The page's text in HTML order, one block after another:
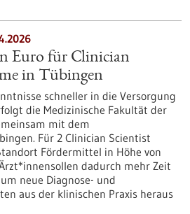
Euro für Clinician
in Tübingen
schneller in die Versorgung
die Medizinische Fakultät der
mit dem
Für 2 Clinician Scientist
Fördermittel in Höhe von
dadurch mehr Zeit
neue Diagnose- und
aus der klinischen Praxis heraus